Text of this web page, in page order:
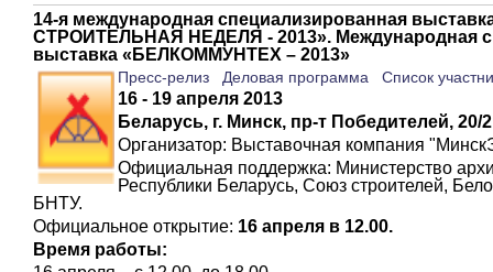
14-я международная специализированная
СТРОИТЕЛЬНАЯ НЕДЕЛЯ - 2013». Международная
выставка «БЕЛКОММУНТЕХ – 2013»
Пресс-релиз Деловая программа Список
16 - 19 апреля 2013
Беларусь, г. Минск, пр-т Победителей,
Организатор: Выставочная компания
Официальная поддержка: Министерство
Республики Беларусь, Союз строителей,
БНТУ.
Официальное открытие: 16 апреля в 12.00.
Время работы: